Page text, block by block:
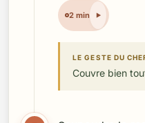
2 min
LE GESTE DU
Couvre bien